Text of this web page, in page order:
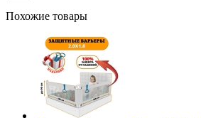
Похожие товары